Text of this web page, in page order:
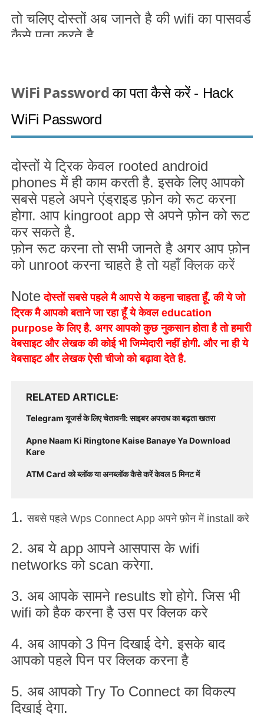
तो चलिए दोस्तों अब जानते है कीwifiका पासवर्ड
कैसे पता करते है
WiFi Passwordका पता कैसे करें - Hack
WiFi Password
दोस्तों ये ट्रिक केवल rooted android
phonesमें ही काम करती है. इसके लिए आपको
सबसे पहले अपने एंड्राइड फ़ोन को रूट करना
होगा. आप kingroot appसे अपने फ़ोन को रूट
कर सकते है.
फ़ोन रूट करना तो सभी जानते है अगर आप फ़ोन
को unrootकरना चाहते है तो यहाँ क्लिक करें
Note दोस्तों सबसे पहले मै आपसे ये कहना चाहता हूँ. की ये जो
ट्रिक मै आपको बताने जा रहा हूँ ये केवलeducation
purposeके लिए है. अगर आपको कुछ नुकसान होता है तो हमारी
वेबसाइट और लेखक की कोई भी जिम्मेदारी नहीं होगी. और ना ही ये
वेबसाइट और लेखक ऐसी चीजो को बढ़ावा देते है.
RELATED ARTICLE
Telegram यूजर्स के लिए चेतावनी: साइबर अपराध का बढ़ता खतरा
Apne Naam Ki Ringtone Kaise Banaye Ya Download
Kare
ATM Card को ब्लॉक या अनब्लॉक कैसे करें केवल 5 मिनट में
1.सबसे पहलेWps Connect App अपने फ़ोन में installकरे
2. अब ये appआपने आसपास केwifi
networksको scanकरेगा.
3. अब आपके सामने resultsशो होगे. जिस भी
wifiको हैक करना है उस पर क्लिक करे
4. अब आपको 3पिन दिखाई देगे. इसके बाद
आपको पहले पिन पर क्लिक करना है
5. अब आपकोTry To Connectका विकल्प
दिखाई देगा.